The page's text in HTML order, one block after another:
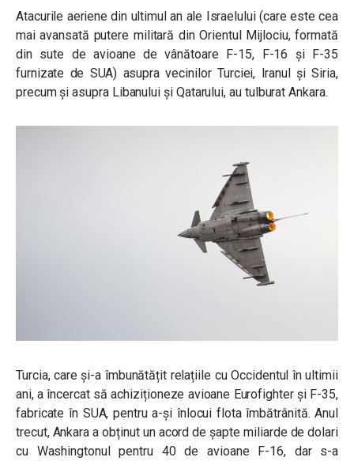
Atacurile aeriene din ultimul an ale Israelului (care este cea
mai avansată putere militară din Orientul Mijlociu, formată
din sute de avioane de vânătoare F-15, F-16 și F-35
furnizate de SUA) asupra vecinilor Turciei, Iranul și Siria,
precum și asupra Libanului și Qatarului, au tulburat Ankara.
Turcia, care și-a îmbunătățit relațiile cu Occidentul în ultimii
ani, a încercat să achiziționeze avioane Eurofighter și F-35,
fabricate în SUA, pentru a-și înlocui flota îmbătrânită. Anul
trecut, Ankara a obținut un acord de șapte miliarde de dolari
cu Washingtonul pentru 40 de avioane F-16, dar s-a